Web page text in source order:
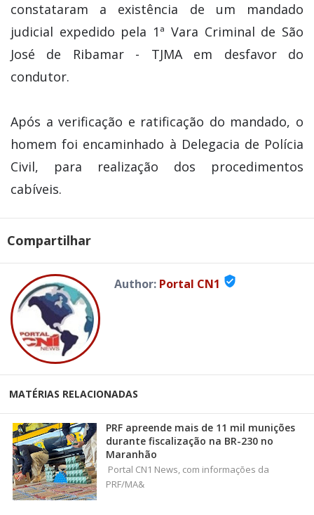
constataram a existência de um mandado
judicial expedido pela 1ª Vara Criminal de São
José de Ribamar - TJMA em desfavor do
condutor.
Após a verificação e ratificação do mandado, o
homem foi encaminhado à Delegacia de Polícia
Civil, para realização dos procedimentos
cabíveis.
Compartilhar
Author: Portal CN1 verified_user
MATÉRIAS RELACIONADAS
PRF apreende mais de 11 mil munições
durante fiscalização na BR-230 no
Maranhão
Portal CN1 News, com informações da
PRF/MA&